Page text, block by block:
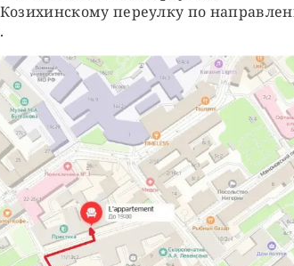
переулку по